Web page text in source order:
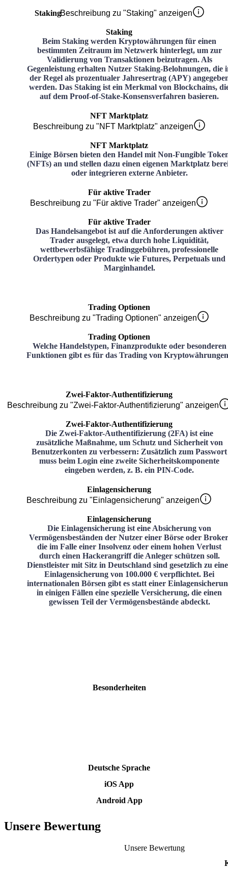
StakingBeschreibung zu "Staking" anzeigen
Staking
Beim Staking werden Kryptowährungen für einen
bestimmten Zeitraum im Netzwerk hinterlegt, um zur
Validierung von Transaktionen beizutragen. Als
Gegenleistung erhalten Nutzer Staking-Belohnungen, die
der Regel als prozentualer Jahresertrag (APY)
werden. Das Staking ist ein Merkmal von Blockchains,
auf dem Proof-of-Stake-Konsensverfahren basieren.
NFT Marktplatz
Beschreibung zu "NFT Marktplatz" anzeigen
NFT Marktplatz
Einige Börsen bieten den Handel mit Non-Fungible
(NFTs) an und stellen dazu einen eigenen Marktplatz
oder integrieren externe Anbieter.
Für aktive Trader
Beschreibung zu "Für aktive Trader" anzeigen
Für aktive Trader
Das Handelsangebot ist auf die Anforderungen aktiver
Trader ausgelegt, etwa durch hohe Liquidität,
wettbewerbsfähige Tradinggebühren, professionelle
Ordertypen oder Produkte wie Futures, Perpetuals und
Marginhandel.
Trading Optionen
Beschreibung zu "Trading Optionen" anzeigen
Trading Optionen
Welche Handelstypen, Finanzprodukte oder besonderen
Funktionen gibt es für das Trading von
Zwei-Faktor-Authentifizierung
Beschreibung zu "Zwei-Faktor-Authentifizierung" anzeigen
Zwei-Faktor-Authentifizierung
Die Zwei-Faktor-Authentifizierung (2FA) ist eine
zusätzliche Maßnahme, um Schutz und Sicherheit von
Benutzerkonten zu verbessern: Zusätzlich zum Passwort
muss beim Login eine zweite Sicherheitskomponente
eingeben werden, z. B. ein PIN-Code.
Einlagensicherung
Beschreibung zu "Einlagensicherung" anzeigen
Einlagensicherung
Die Einlagensicherung ist eine Absicherung von
Vermögensbeständen der Nutzer einer Börse oder
die im Falle einer Insolvenz oder einem hohen Verlust
durch einen Hackerangriff die Anleger schützen soll.
Dienstleister mit Sitz in Deutschland sind gesetzlich zu
Einlagensicherung von 100.000 € verpflichtet. Bei
internationalen Börsen gibt es statt einer
in einigen Fällen eine spezielle Versicherung, die einen
gewissen Teil der Vermögensbestände abdeckt.
Besonderheiten
Deutsche Sprache
iOS App
Android App
Unsere Bewertung
Unsere Bewertung